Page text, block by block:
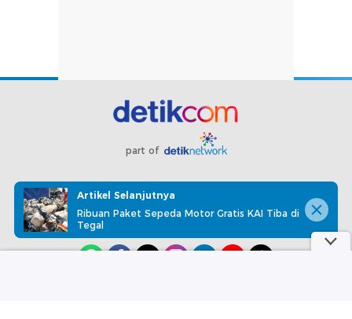
part of
Redaksi Pedoman Media Siber Karir
Kotak Pos
Info Iklan
Privacy Policy Disclaimer
Artikel Selanjutnya
Ribuan Paket Sepeda Motor Gratis KAI Tiba di
Tegal